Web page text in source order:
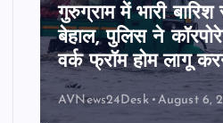
गुरुग्राम में भारी
बेहाल, पुलिस ने
वर्क फ्रॉम होम लागू
AVNews24Desk August 6,